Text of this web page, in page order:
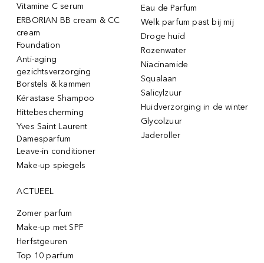
Vitamine C serum
ERBORIAN BB cream & CC
cream
Foundation
Anti-aging
gezichtsverzorging
Borstels & kammen
Kérastase Shampoo
Hittebescherming
Yves Saint Laurent
Damesparfum
Leave-in conditioner
Make-up spiegels
Eau de Parfum
Welk parfum past bij mij
Droge huid
Rozenwater
Niacinamide
Squalaan
Salicylzuur
Huidverzorging in de winter
Glycolzuur
Jaderoller
ACTUEEL
Zomer parfum
Make-up met SPF
Herfstgeuren
Top 10 parfum